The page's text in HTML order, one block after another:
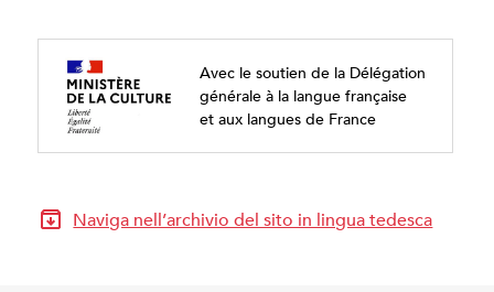
Avec le soutien de la Délégation
générale à la langue française
et aux langues de France
Naviga nell’archivio del sito in lingua tedesca